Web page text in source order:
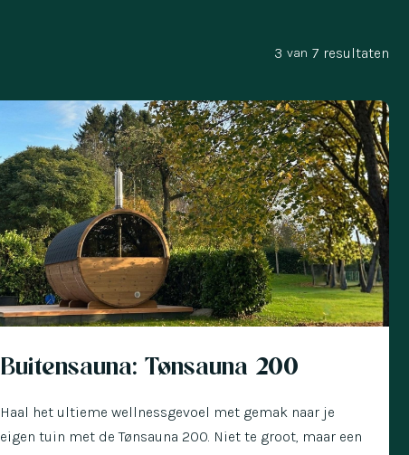
3 van 7 resultaten
Buitensauna: Tønsauna 200
Haal het ultieme wellnessgevoel met gemak naar je
eigen tuin met de Tønsauna 200. Niet te groot, maar een